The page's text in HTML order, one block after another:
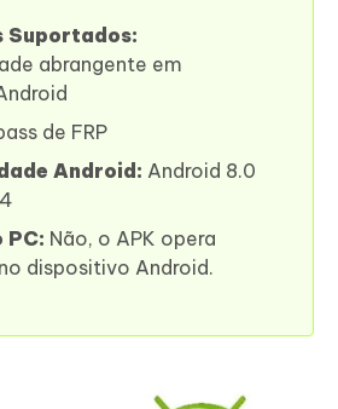
Suportados:
abrangente em
de FRP
Android: Android 8.0
PC: Não, o APK opera
dispositivo Android.